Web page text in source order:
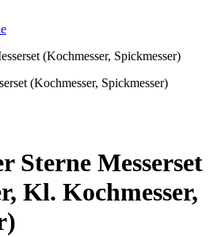
(Kochmesser, Spickmesser)
Sterne Messerset
Kl. Kochmesser,